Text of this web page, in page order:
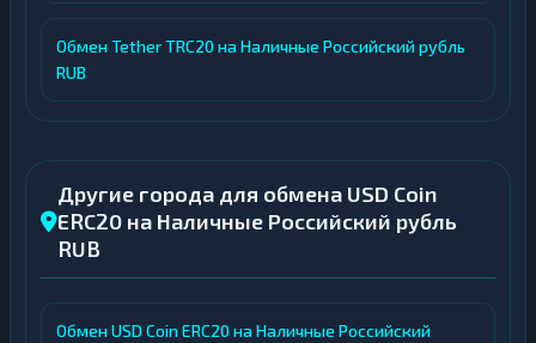
Обмен Tether TRC20 на Наличные Российский рубль
RUB
Другие города для обмена USD Coin
ERC20 на Наличные Российский рубль
RUB
Обмен USD Coin ERC20 на Наличные Российский